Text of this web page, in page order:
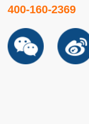
400-160-2369